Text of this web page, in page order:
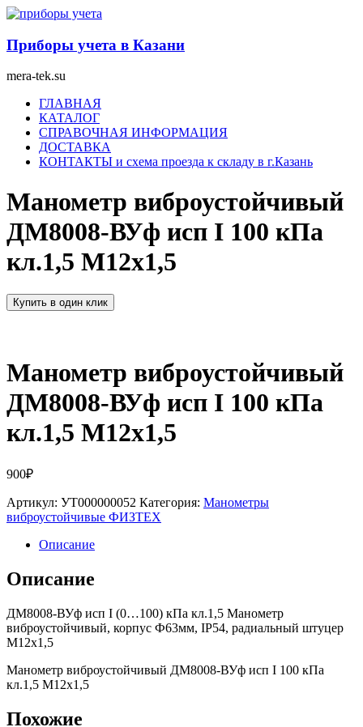
Перейти
содержимому
Приборы учета в Казани
mera-tek.su
МенюГЛАВНАЯ
КАТАЛОГ
СПРАВОЧНАЯ ИНФОРМАЦИЯ
ДОСТАВКА
КОНТАКТЫ и схема проезда к складу в г.Казань
Манометр виброустойчивый
ДМ8008-ВУф исп I 100 кПа
кл.1,5 М12х1,5
Купить в один клик
Манометр виброустойчивый
ДМ8008-ВУф исп I 100 кПа
кл.1,5 М12х1,5
900₽
Артикул: УТ000000052 Категория: Манометры
виброустойчивые ФИЗТЕХ
Описание
Описание
ДМ8008-ВУф исп I (0…100) кПа кл.1,5 Манометр
виброустойчивый, корпус Ф63мм, IP54, радиальный штуцер
М12х1,5
Манометр виброустойчивый ДМ8008-ВУф исп I 100 кПа
кл.1,5 М12х1,5
Похожие